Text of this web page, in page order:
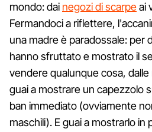
mondo: dai negozi di scarpeai
Fermandoci a riflettere,
una madre è paradossale: per
hanno sfruttato e mostrato il
vendere qualunque cosa, dalle
guai a mostrare un capezzolo
ban immediato (ovviamente
maschili). E guai a mostrarlo in